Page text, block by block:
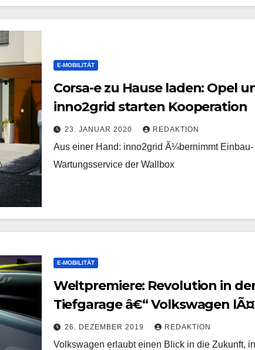
E-MOBILITÄT
Corsa-e zu Hause laden: Opel
inno2grid starten Kooperation
23. JANUAR 2020 REDAKTION
Aus einer Hand: inno2grid Ã¼bernimmt Einbau-
Wartungsservice der Wallbox
E-MOBILITÄT
Weltpremiere: Revolution in
Tiefgarage â€“ Volkswagen
die Laderoboter los
26. DEZEMBER 2019 REDAKTION
Volkswagen erlaubt einen Blick in die Zukunft,